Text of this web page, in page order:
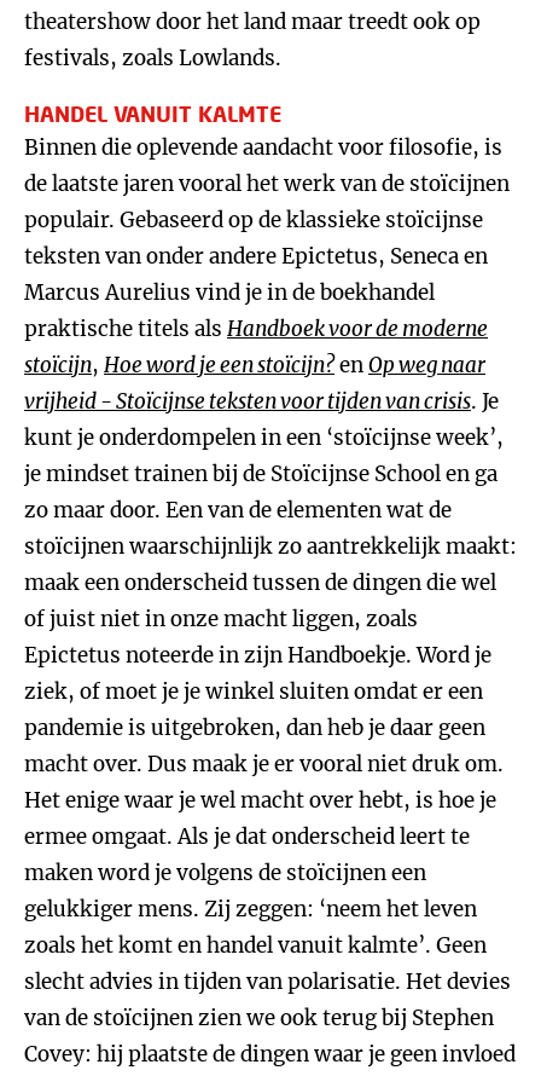
theatershow door het land maar treedt ook op
festivals, zoals Lowlands.
HANDEL VANUIT KALMTE
Binnen die oplevende aandacht voor filosofie, is
de laatste jaren vooral het werk van de stoïcijnen
populair. Gebaseerd op de klassieke stoïcijnse
teksten van onder andere Epictetus, Seneca en
Marcus Aurelius vind je in de boekhandel
praktische titels als Handboek voor de moderne
stoïcijn, Hoe word je een stoïcijn?enOp weg naar
vrijheid - Stoïcijnse teksten voor tijden van crisis. Je
kunt je onderdompelen in een ‘stoïcijnse week’,
je mindset trainen bij de Stoïcijnse School en ga
zo maar door. Een van de elementen wat de
stoïcijnen waarschijnlijk zo aantrekkelijk maakt:
maak een onderscheid tussen de dingen die wel
of juist niet in onze macht liggen, zoals
Epictetus noteerde in zijn Handboekje. Word je
ziek, of moet je je winkel sluiten omdat er een
pandemie is uitgebroken, dan heb je daar geen
macht over. Dus maak je er vooral niet druk om.
Het enige waar je wel macht over hebt, is hoe je
ermee omgaat. Als je dat onderscheid leert te
maken word je volgens de stoïcijnen een
gelukkiger mens. Zij zeggen: ‘neem het leven
zoals het komt en handel vanuit kalmte’. Geen
slecht advies in tijden van polarisatie. Het devies
van de stoïcijnen zien we ook terug bij Stephen
Covey: hij plaatste de dingen waar je geen invloed